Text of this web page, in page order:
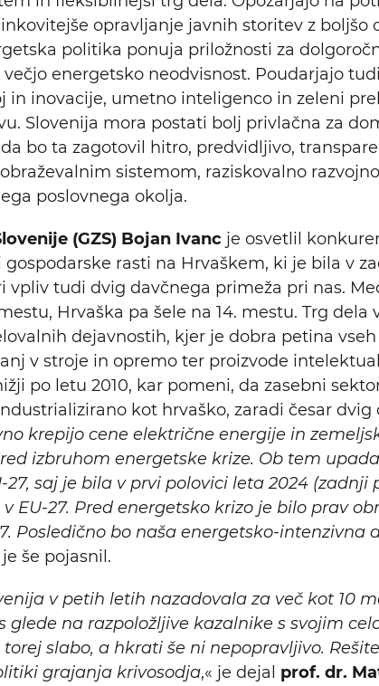
opravljanje javnih storitev z boljšo
politika ponuja priložnosti za
energetsko neodvisnost. Poudarjajo
in inovacije, umetno inteligenco in zeleni
Slovenija mora postati bolj privlačna za
bo ta zagotovil hitro, predvidljivo,
sistemom, raziskovalno
poslovnega okolja.
(GZS) Bojan Ivanc je osvetlil
rasti na Hrvaškem, ki je bila v
tudi dvig davčnega primeža pri nas.
Hrvaška pa šele na 14. mestu. Trg dela
dejavnostih, kjer je dobra petina
v stroje in opremo ter proizvode
po letu 2010, kar pomeni, da zasebni
kot hrvaško, zaradi česar
krepijo cene električne energije in
izbruhom energetske krize. Ob tem
saj je bila v prvi polovici leta 2024
EU-27. Pred energetsko krizo je bilo prav
Posledično bo naša energetsko-
je še pojasnil.
v petih letih nazadovala za več kot 10
glede na razpoložljive kazalnike s svojim
slabo, a hkrati še ni nepopravljivo.
grajanja krivosodja,« je dejal prof. dr.